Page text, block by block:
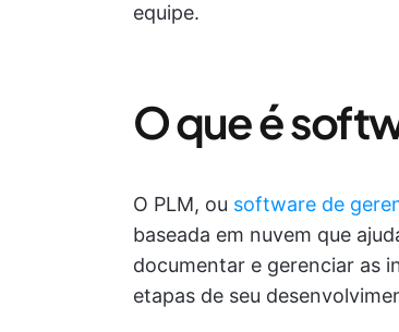
equipe.
O que é
O PLM, ou software de
baseada em nuvem que
documentar e gerenciar as
etapas de seu